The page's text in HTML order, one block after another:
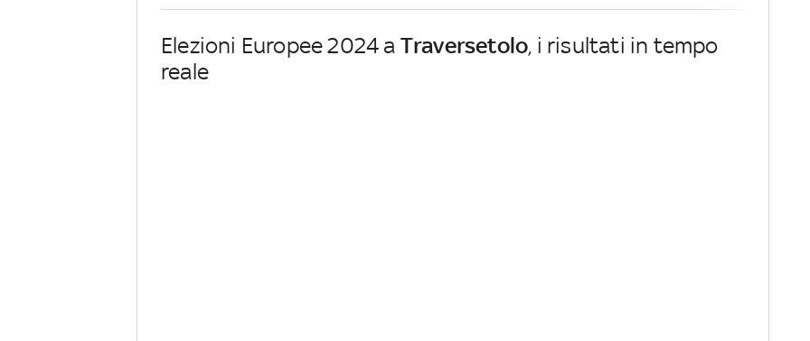
Elezioni Europee 2024 a Traversetolo, i risultati in tempo
reale